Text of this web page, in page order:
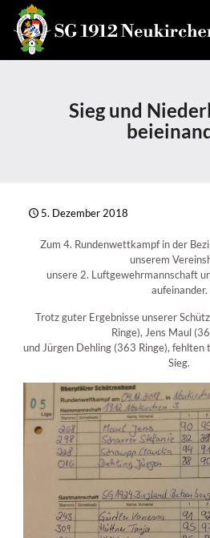
Sieg und
5. Dezember 2018
Zum 4. Rundenwettkampf in der
unserem
unsere 2. Luftgewehrmannschaft
aufeinander.
Trotz guter Ergebnisse unserer
Ringe), Jens Maul
und Jürgen Dehling (363 Ringe),
Sieg.